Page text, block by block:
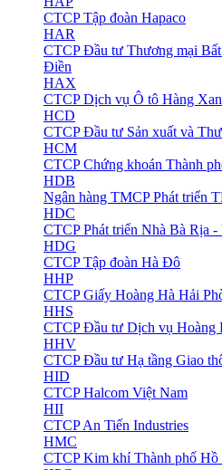
CTCP Tập đoàn Hapaco
HAR
CTCP Đầu tư Thương mại
Điền
HAX
CTCP Dịch vụ Ô tô Hàng
HCD
CTCP Đầu tư Sản xuất và
HCM
CTCP Chứng khoán Thành
HDB
Ngân hàng TMCP Phát triển
HDC
CTCP Phát triển Nhà Bà Rịa
HDG
CTCP Tập đoàn Hà Đô
HHP
CTCP Giấy Hoàng Hà Hải
HHS
CTCP Đầu tư Dịch vụ Hoàng
HHV
CTCP Đầu tư Hạ tầng Giao
HID
CTCP Halcom Việt Nam
HII
CTCP An Tiến Industries
HMC
CTCP Kim khí Thành phố